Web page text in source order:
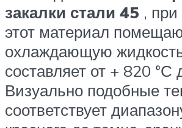
закалки стали 45 , при
этот материал
охлаждающую
составляет от + 820 °С
Визуально подобные
соответствует